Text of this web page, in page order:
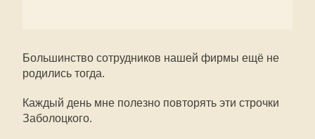
Большинство сотрудников нашей фирмы ещё не
родились тогда.
Каждый день мне полезно повторять эти строчки
Заболоцкого.